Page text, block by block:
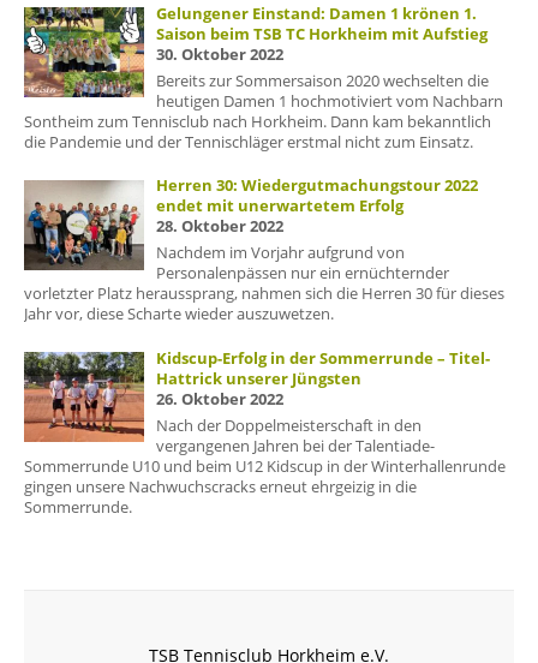
Gelungener Einstand: Damen 1 krönen 1.
Saison beim TSB TC Horkheim mit Aufstieg
30. Oktober 2022
Bereits zur Sommersaison 2020 wechselten die
heutigen Damen 1 hochmotiviert vom Nachbarn
Sontheim zum Tennisclub nach Horkheim. Dann kam bekanntlich
die Pandemie und der Tennischläger erstmal nicht zum Einsatz.
Herren 30: Wiedergutmachungstour 2022
endet mit unerwartetem Erfolg
28. Oktober 2022
Nachdem im Vorjahr aufgrund von
Personalenpässen nur ein ernüchternder
vorletzter Platz heraussprang, nahmen sich die Herren 30 für dieses
Jahr vor, diese Scharte wieder auszuwetzen.
Kidscup-Erfolg in der Sommerrunde – Titel-
Hattrick unserer Jüngsten
26. Oktober 2022
Nach der Doppelmeisterschaft in den
vergangenen Jahren bei der Talentiade-
Sommerrunde U10 und beim U12 Kidscup in der Winterhallenrunde
gingen unsere Nachwuchscracks erneut ehrgeizig in die
Sommerrunde.
TSB Tennisclub Horkheim e.V.